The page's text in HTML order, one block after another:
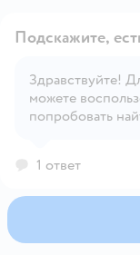
Подскажите,
Здравствуйте!
можете
попробовать
1 ответ